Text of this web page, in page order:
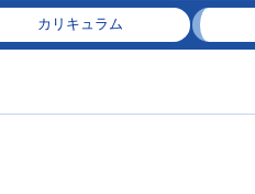
カリキュラム